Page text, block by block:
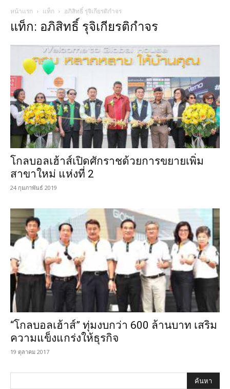
หน้าแรก แท็ก อภิสิทธิ์ รุจิเกียรติกำจร
แท็ก: อภิสิทธิ์ รุจิเกียรติกำจร
โกลบอลเฮ้าส์เปิดศักราชด้วยการขยายเพิ่ม
สาขาใหม่ แห่งที่ 2
24 กุมภาพันธ์ 2019
“โกลบอลเฮ้าส์” ทุ่มงบกว่า 600 ล้านบาท เสริม
ความแข็งแกร่งให้ธุรกิจ
19 ตุลาคม 2017